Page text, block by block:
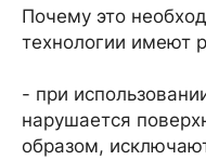
Почему это
технологии имеют
- при
нарушается
образом,